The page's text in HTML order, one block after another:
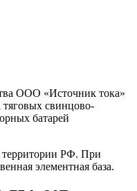
ООО «Источник тока»
тяговых свинцово-
батарей
территории РФ. При
элементная база.